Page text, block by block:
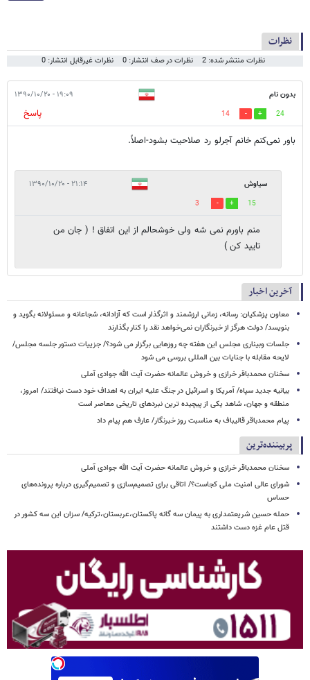
نظرات
نظرات منتشر شده: 2 نظرات در صف انتشار: 0 نظرات غیرقابل انتشار: 0
بدون نام ۱۹:۰۹ - ۱۳۹۰/۱۰/۲۰
24
14
پاسخ
باور نمی‌کنم خانم آجرلو رد صلاحیت بشود-اصلاً.
سیاوش ۲۱:۱۴ - ۱۳۹۰/۱۰/۲۰
15
3
منم باورم نمی شه ولی خوشحالم از این اتفاق ! ( جان من
تایید کن )
آخرین اخبار
معاون پزشکیان: رسانه، زمانی ارزشمند و اثرگذار است که آزادانه، شجاعانه و مسئولانه بگوید و
بنویسد/ دولت هرگز از خبرنگاران نمی‌خواهد نقد را کنار بگذارند
جلسات وبیناری مجلس این هفته چه روزهایی برگزار می شود؟/ جزییات دستور جلسه مجلس/
لایحه مقابله با جنایات بین المللی بررسی می شود
سخنان محمدباقر خرازی و خروش عالمانه حضرت آیت الله جوادی آملی
بیانیه جدید سپاه/ آمریکا و اسرائیل در جنگ علیه ایران به اهداف خود دست نیافتند/ امروز،
منطقه و جهان، شاهد یکی از پیچیده ترین نبردهای تاریخی معاصر است
پیام محمدباقر قالیباف به مناسبت روز خبرنگار/ عارف هم پیام داد
پربیننده‌ترین
سخنان محمدباقر خرازی و خروش عالمانه حضرت آیت الله جوادی آملی
شورای عالی امنیت ملی کجاست؟/ اتاقی برای تصمیم‌سازی و تصمیم‌گیری درباره پرونده‌های
حساس
حمله حسین شریعتمداری به پیمان سه گانه پاکستان،عربستان،ترکیه/ سزان این سه کشور در
قتل عام غزه دست داشتند